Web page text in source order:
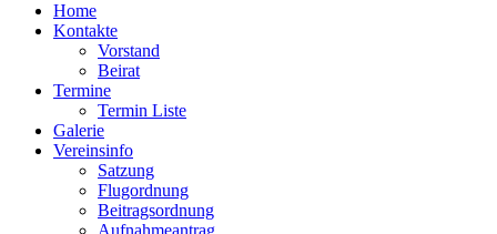
Home
Kontakte
Vorstand
Beirat
Termine
Termin Liste
Galerie
Vereinsinfo
Satzung
Flugordnung
Beitragsordnung
Aufnahmeantrag